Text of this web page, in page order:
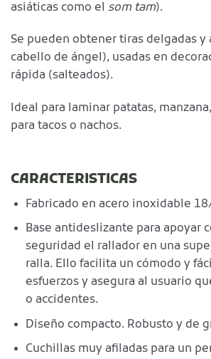
asiáticas como el som tam).
Se pueden obtener tiras delgadas y
cabello de ángel), usadas en
rápida (salteados).
Ideal para laminar patatas,
para tacos o nachos.
CARACTERISTICAS
Fabricado en acero inoxidable
Base antideslizante para apoyar
seguridad el rallador en una
ralla. Ello facilita un cómodo y
esfuerzos y asegura al usuario
o accidentes.
Diseño compacto. Robusto y de
Cuchillas muy afiladas para un